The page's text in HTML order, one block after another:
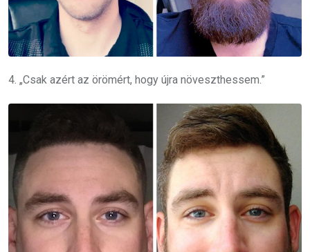
4. „Csak azért az örömért, hogy újra növeszthessem.”